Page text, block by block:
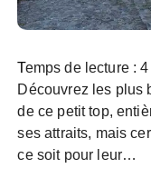
Temps de lecture :4
Découvrez les plus
de ce petit top,
ses attraits, mais
ce soit pour leur…